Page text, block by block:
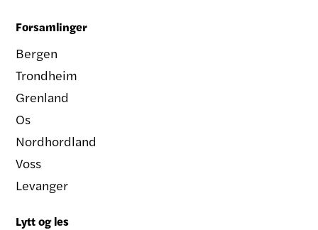
Forsamlinger
Bergen
Trondheim
Grenland
Os
Nordhordland
Voss
Levanger
Lytt og les